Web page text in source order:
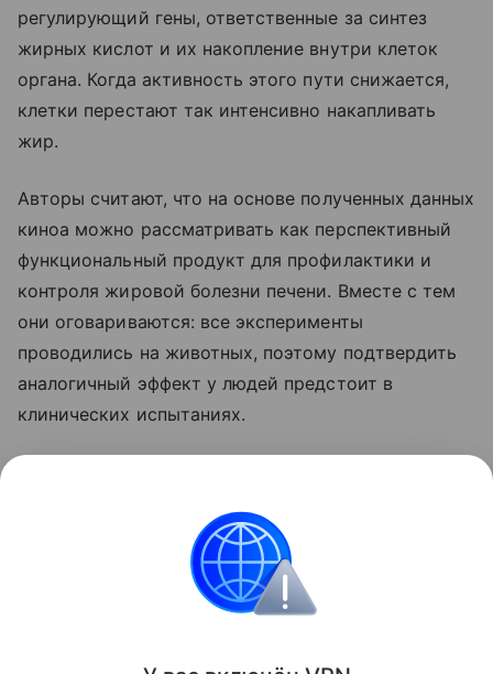
регулирующий гены, ответственные за синтез
жирных кислот и их накопление внутри клеток
органа. Когда активность этого пути снижается,
клетки перестают так интенсивно накапливать
жир.
Авторы считают, что на основе полученных данных
киноа можно рассматривать как перспективный
функциональный продукт для профилактики и
контроля жировой болезни печени. Вместе с тем
они оговариваются: все эксперименты
проводились на животных, поэтому подтвердить
аналогичный эффект у людей предстоит в
клинических испытаниях.
жировой болезни печени.
Красота и здоровье
Поделиться